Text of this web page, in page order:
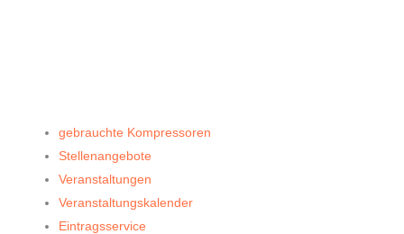
gebrauchte Kompressoren
Stellenangebote
Veranstaltungen
Veranstaltungskalender
Eintragsservice